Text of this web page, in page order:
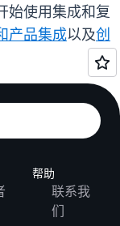
始使用集成和复
产品集成以及创
帮助
联系我
们